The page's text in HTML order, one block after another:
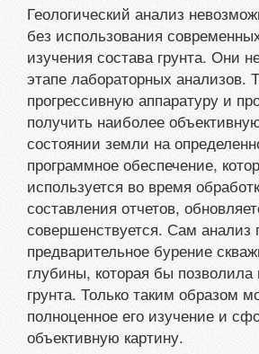
Геологический анализ
без использования
изучения состава грунта. Они
этапе лабораторных анализов.
прогрессивную аппаратуру и
получить наиболее
состоянии земли на
программное обеспечение,
используется во время
составления отчетов,
совершенствуется. Сам анализ
предварительное бурение
глубины, которая бы позволила
грунта. Только таким образом
полноценное его изучение и
объективную картину.